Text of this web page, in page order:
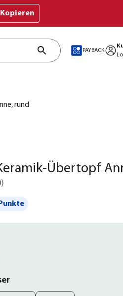
Kopieren
PAYBACK
rund
Übertopf
)